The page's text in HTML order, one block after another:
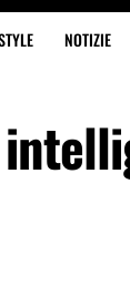
NOTIZIE